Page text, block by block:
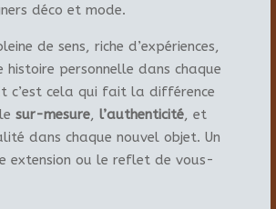
déco et mode.
de sens, riche d’expériences,
personnelle dans chaque
c’est cela qui fait la différence
sur-mesure, l’authenticité, et
dans chaque nouvel objet. Un
extension ou le reflet de vous-